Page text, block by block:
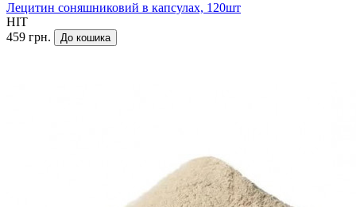
Лецитин соняшниковий в капсулах, 120шт
HIT
459 грн.
До кошика